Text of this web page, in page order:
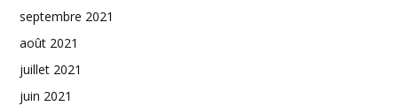
septembre 2021
août 2021
juillet 2021
juin 2021